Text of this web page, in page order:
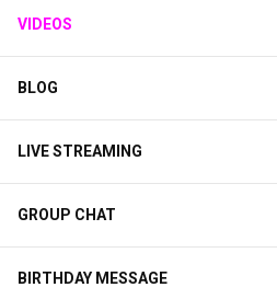
VIDEOS
BLOG
LIVE STREAMING
GROUP CHAT
BIRTHDAY MESSAGE